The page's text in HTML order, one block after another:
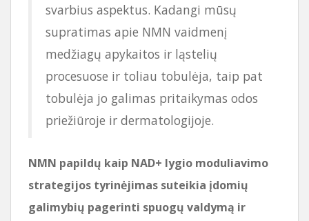
svarbius aspektus. Kadangi mūsų
supratimas apie NMN vaidmenį
medžiagų apykaitos ir ląstelių
procesuose ir toliau tobulėja, taip pat
tobulėja jo galimas pritaikymas odos
priežiūroje ir dermatologijoje.
NMN papildų kaip NAD+ lygio moduliavimo
strategijos tyrinėjimas suteikia įdomių
galimybių pagerinti spuogų valdymą ir